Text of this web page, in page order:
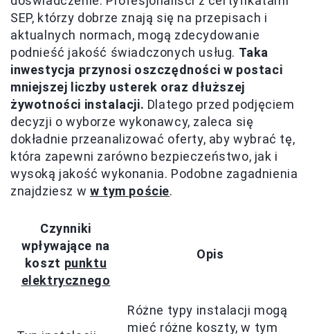
SEP, którzy dobrze znają się na przepisach i
aktualnych normach, mogą zdecydowanie
podnieść jakość świadczonych usług. Taka
inwestycja przynosi oszczędności w postaci
mniejszej liczby usterek oraz dłuższej
żywotności instalacji. Dlatego przed podjęciem
decyzji o wyborze wykonawcy, zaleca się
dokładnie przeanalizować oferty, aby wybrać tę,
która zapewni zarówno bezpieczeństwo, jak i
wysoką jakość wykonania. Podobne zagadnienia
znajdziesz w w tym poście.
Czynniki
wpływające na
koszt punktu
elektrycznego
Opis
Różne typy instalacji mogą
mieć różne koszty, w tym